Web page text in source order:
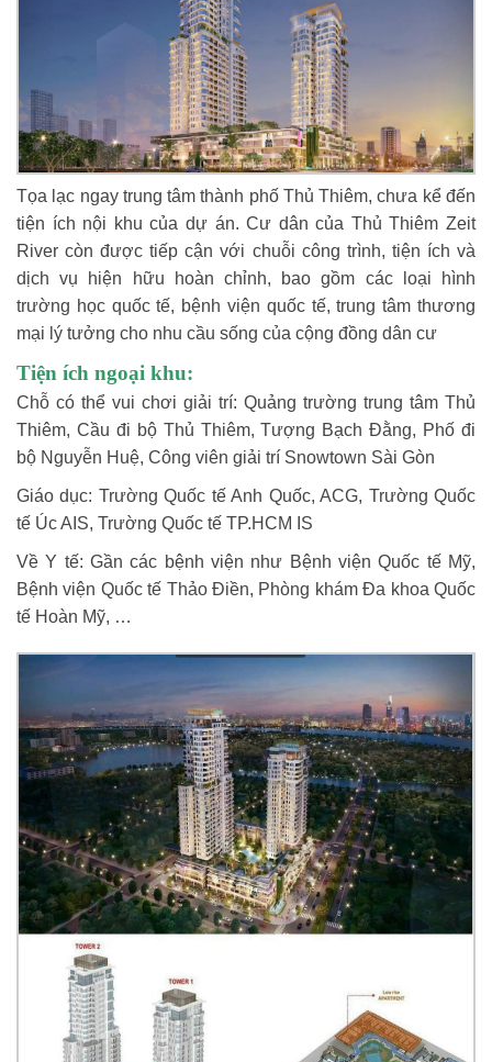
Tọa lạc ngay trung tâm thành phố Thủ Thiêm, chưa kể đến
tiện ích nội khu của dự án. Cư dân của Thủ Thiêm Zeit
River còn được tiếp cận với chuỗi công trình, tiện ích và
dịch vụ hiện hữu hoàn chỉnh, bao gồm các loại hình
trường học quốc tế, bệnh viện quốc tế, trung tâm thương
mại lý tưởng cho nhu cầu sống của cộng đồng dân cư
Tiện ích ngoại khu:
Chỗ có thể vui chơi giải trí: Quảng trường trung tâm Thủ
Thiêm, Cầu đi bộ Thủ Thiêm, Tượng Bạch Đằng, Phố đi
bộ Nguyễn Huệ, Công viên giải trí Snowtown Sài Gòn
Giáo dục: Trường Quốc tế Anh Quốc, ACG, Trường Quốc
tế Úc AIS, Trường Quốc tế TP.HCM IS
Về Y tế: Gần các bệnh viện như Bệnh viện Quốc tế Mỹ,
Bệnh viện Quốc tế Thảo Điền, Phòng khám Đa khoa Quốc
tế Hoàn Mỹ, …